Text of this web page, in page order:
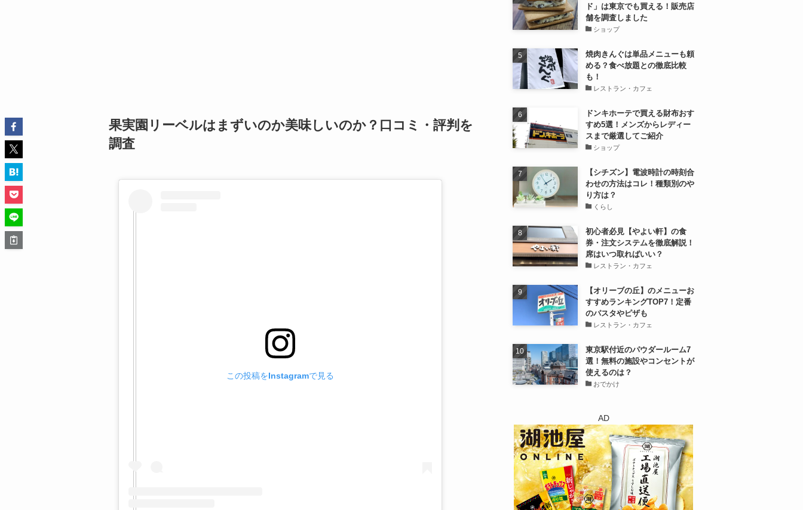
果実園リーベルはまずいのか美味しいのか？口コミ・評判を
調査
この投稿をInstagramで見る
ド」は東京でも買える！販売店
舗を調査しました
ショップ
焼肉きんぐは単品メニューも頼
める？食べ放題との徹底比較
も！
レストラン・カフェ
ドンキホーテで買える財布おす
すめ5選！メンズからレディー
スまで厳選してご紹介
ショップ
【シチズン】電波時計の時刻合
わせの方法はコレ！種類別のや
り方は？
くらし
初心者必見【やよい軒】の食
券・注文システムを徹底解説！
席はいつ取ればいい？
レストラン・カフェ
【オリーブの丘】のメニューお
すすめランキングTOP7！定番
のパスタやピザも
レストラン・カフェ
東京駅付近のパウダールーム7
選！無料の施設やコンセントが
使えるのは？
おでかけ
AD